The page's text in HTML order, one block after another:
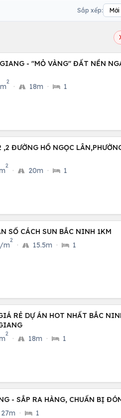
Sắp xếp:
- "MỎ VÀNG" ĐẤT NỀN
2
· 18m · 1
,2 ĐƯỜNG HỒ NGỌC
2
· 20m · 1
SỔ CÁCH SUN BẮC NINH 1KM
m
2
· 15.5m · 1
RẺ DỰ ÁN HOT NHẤT BẮC
2
· 18m · 1
- SẮP RA HÀNG, CHUẨN BỊ
27m · 1